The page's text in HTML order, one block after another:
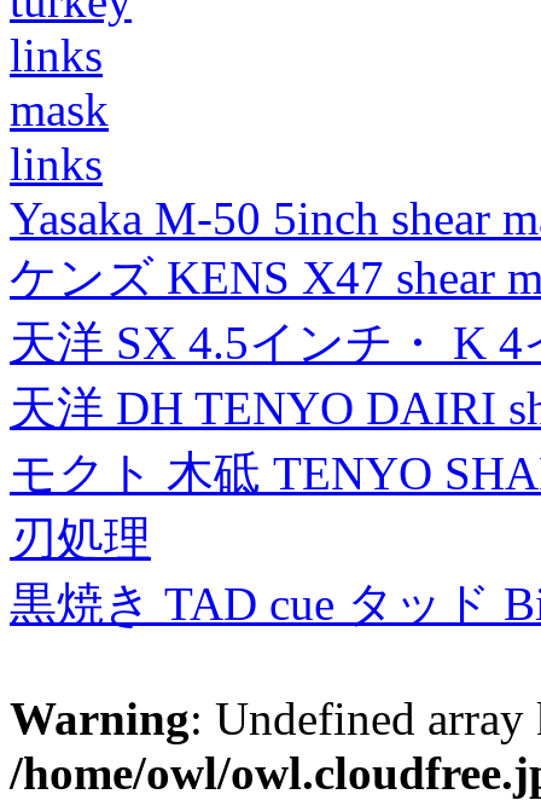
links
mask
links
Yasaka M-50 5inch shear
ケンズ KENS X47 shear
天洋 SX 4.5インチ・ K
天洋 DH TENYO DAIRI
モクト 木砥 TENYO
刃処理
黒焼き TAD cue タッド
Warning: Undefined
/home/owl/